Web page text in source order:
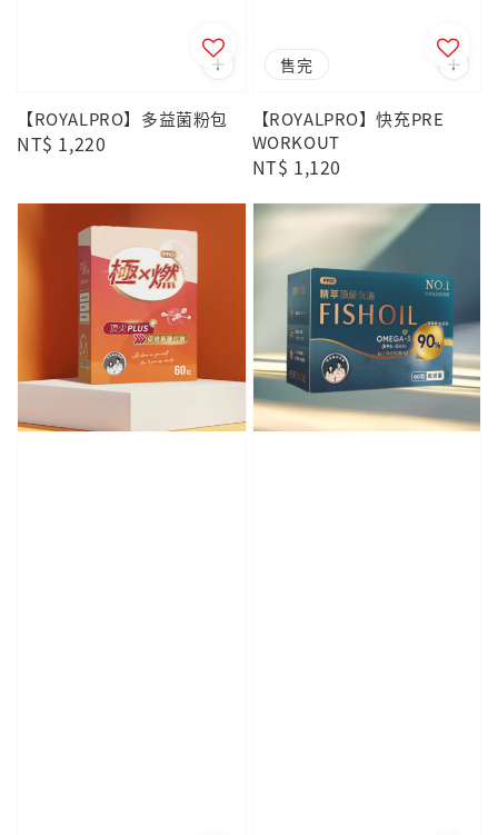
【ROYALPRO】多益菌粉包
Regular
NT$ 1,220
售完
【ROYALPRO】快充PRE
WORKOUT
Regular
NT$ 1,120